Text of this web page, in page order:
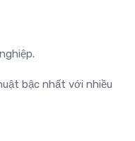
bậc nhất với nhiều